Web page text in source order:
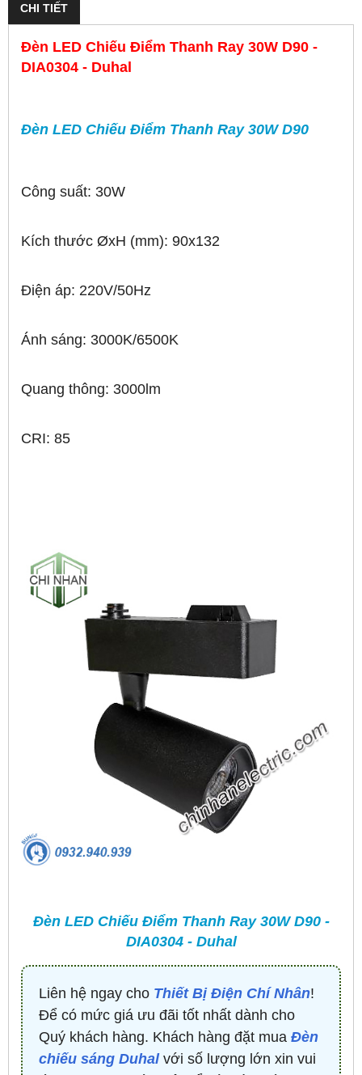
CHI TIẾT
Đèn LED Chiếu Điểm Thanh Ray 30W D90 -
DIA0304 - Duhal
Đèn LED Chiếu Điểm Thanh Ray 30W D90
Công suất: 30W
Kích thước ØxH (mm): 90x132
Điện áp: 220V/50Hz
Ánh sáng: 3000K/6500K
Quang thông: 3000lm
CRI: 85
Đèn LED Chiếu Điểm Thanh Ray 30W D90 -
DIA0304 - Duhal
Liên hệ ngay cho Thiết Bị Điện Chí Nhân!
Để có mức giá ưu đãi tốt nhất dành cho
Quý khách hàng. Khách hàng đặt mua Đèn
chiếu sáng Duhalvới số lượng lớn xin vui